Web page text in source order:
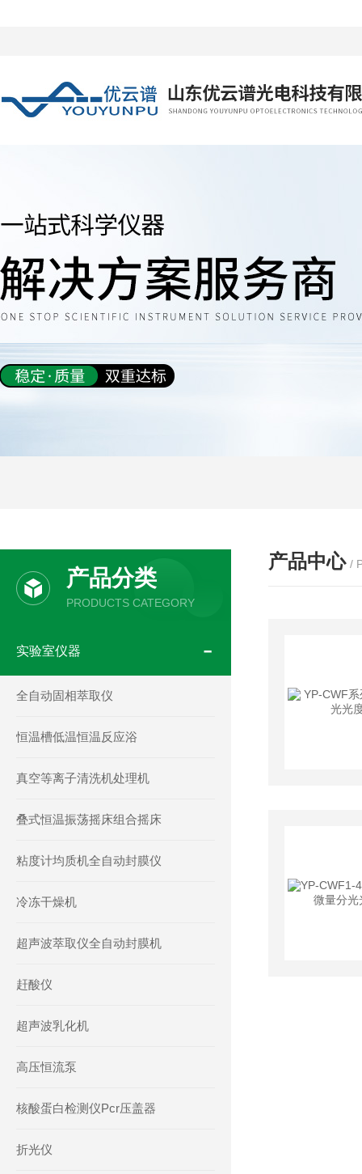
产品分类
PRODUCTS CATEGORY
实验室仪器
全自动固相萃取仪
恒温槽低温恒温反应浴
真空等离子清洗机处理机
叠式恒温振荡摇床组合摇床
粘度计均质机全自动封膜仪
冷冻干燥机
超声波萃取仪全自动封膜机
赶酸仪
超声波乳化机
高压恒流泵
核酸蛋白检测仪Pcr压盖器
折光仪
产品中心 /